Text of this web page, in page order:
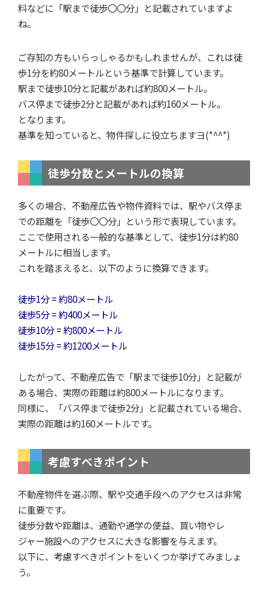
料などに「駅まで徒歩〇〇分」と記載されていますよ
ね。
ご存知の方もいらっしゃるかもしれませんが、これは徒
歩1分を約80メートルという基準で計算しています。
駅まで徒歩10分と記載があれば約800メートル。
バス停まで徒歩2分と記載があれば約160メートル。
となります。
基準を知っていると、物件探しに役立ちますヨ(*^^*)
徒歩分数とメートルの換算
多くの場合、不動産広告や物件資料では、駅やバス停ま
での距離を「徒歩〇〇分」という形で表現しています。
ここで使用される一般的な基準として、徒歩1分は約80
メートルに相当します。
これを踏まえると、以下のように換算できます。
徒歩1分 = 約80メートル
徒歩5分 = 約400メートル
徒歩10分 = 約800メートル
徒歩15分 = 約1200メートル
したがって、不動産広告で「駅まで徒歩10分」と記載が
ある場合、実際の距離は約800メートルになります。
同様に、「バス停まで徒歩2分」と記載されている場合、
実際の距離は約160メートルです。
考慮すべきポイント
不動産物件を選ぶ際、駅や交通手段へのアクセスは非常
に重要です。
徒歩分数や距離は、通勤や通学の便益、買い物やレ
ジャー施設へのアクセスに大きな影響を与えます。
以下に、考慮すべきポイントをいくつか挙げてみましょ
う。